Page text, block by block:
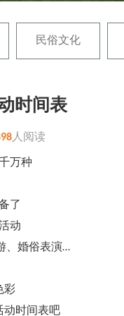
民俗文化
时间表
人阅读
万种
了
动
、婚俗表演…
彩
动时间表吧